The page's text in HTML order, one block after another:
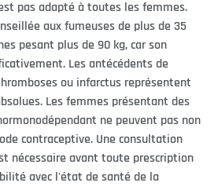
pas adapté à toutes les femmes.
aux fumeuses de plus de 35
pesant plus de 90 kg, car son
Les antécédents de
ou infarctus représentent
Les femmes présentant des
ne peuvent pas non
contraceptive. Une consultation
nécessaire avant toute prescription
avec l'état de santé de la